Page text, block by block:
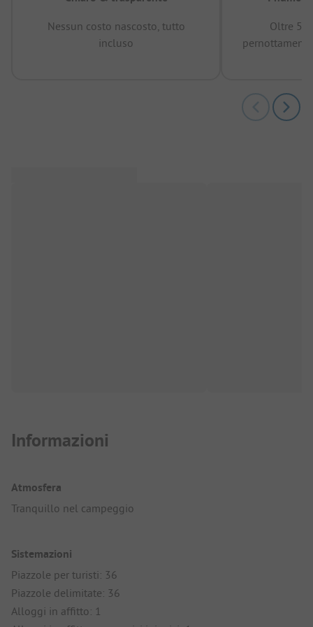
Nessun costo nascosto, tutto
incluso
Oltre
Informazioni
Atmosfera
Tranquillo nel campeggio
Sistemazioni
Piazzole per turisti: 36
Piazzole delimitate: 36
Alloggi in affitto: 1